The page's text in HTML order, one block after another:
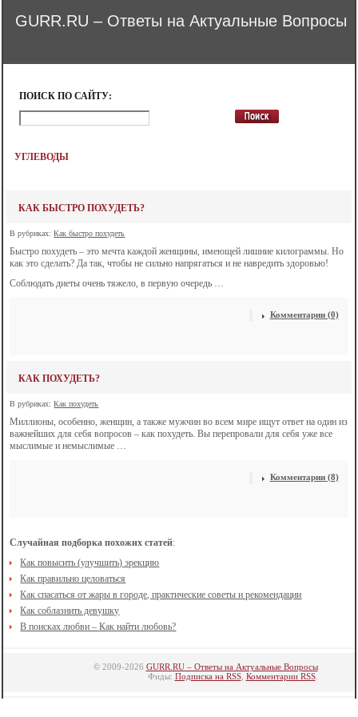
GURR.RU – Ответы на Актуальные Вопросы
ПОИСК ПО САЙТУ:
УГЛЕВОДЫ
КАК БЫСТРО ПОХУДЕТЬ?
В рубриках:Как быстро похудеть
Быстро похудеть – это мечта каждой женщины, имеющей лишние килограммы. Но
как это сделать? Да так, чтобы не сильно напрягаться и не навредить здоровью!
Соблюдать диеты очень тяжело, в первую очередь …
Комментарии (0)
КАК ПОХУДЕТЬ?
В рубриках:Как похудеть
Миллионы, особенно, женщин, а также мужчин во всем мире ищут ответ на один из
важнейших для себя вопросов – как похудеть. Вы перепровали для себя уже все
мыслимые и немыслимые …
Комментарии (8)
Случайная подборка похожих статей:
Как повысить (улучшить) эрекцию
Как правильно целоваться
Как спасаться от жары в городе, практические советы и рекомендации
Как соблазнить девушку
В поисках любви – Как найти любовь?
© 2009-2026 GURR.RU – Ответы на Актуальные Вопросы
Фиды: Подписка на RSS, Комментарии RSS.